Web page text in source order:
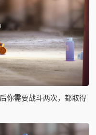
你需要战斗两次，都取得